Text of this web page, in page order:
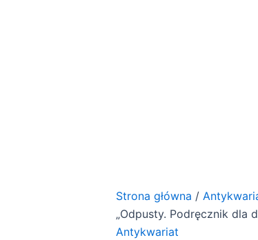
Strona główna /
„Odpusty. Podręcznik dla
Antykwariat